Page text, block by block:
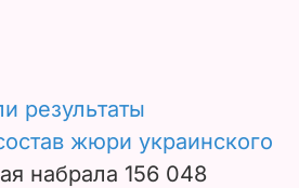
результаты
жюри украинского
набрала 156 048